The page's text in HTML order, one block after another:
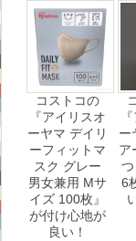
コストコの
『アイリスオ
ーヤマ デイリ
ーフィットマ
スク グレー
男女兼用 Mサ
イズ 100枚』
が付け心地が
良い！
ー
ア
6